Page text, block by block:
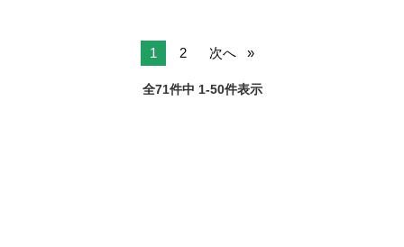
1 2 次へ
全71件中 1-50件表示